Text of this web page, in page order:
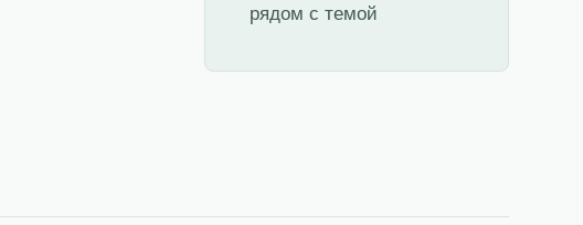
рядом с темой